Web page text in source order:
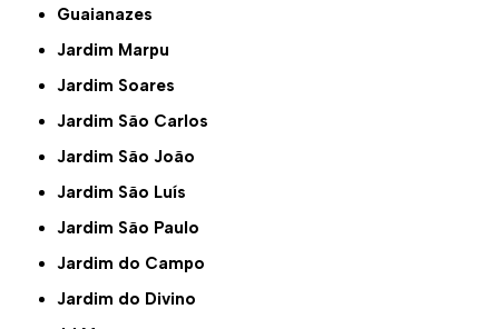
Guaianazes
Jardim Marpu
Jardim Soares
Jardim São Carlos
Jardim São João
Jardim São Luís
Jardim São Paulo
Jardim do Campo
Jardim do Divino